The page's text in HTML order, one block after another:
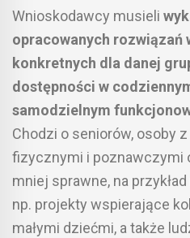
Wnioskodawcy musieli
opracowanych rozwiązań
konkretnych dla danej
dostępności w
samodzielnym
Chodzi o seniorów, osoby
fizycznymi i poznawczymi
mniej sprawne, na
np. projekty wspierające
małymi dziećmi, a także